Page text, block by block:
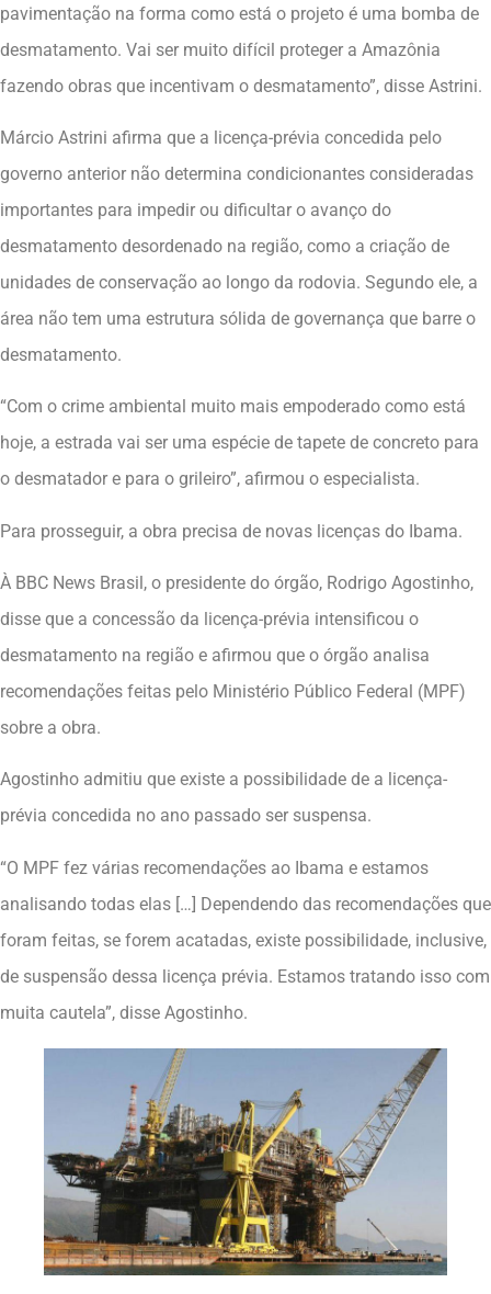
pavimentação na forma como está o projeto é uma bomba de
desmatamento. Vai ser muito difícil proteger a Amazônia
fazendo obras que incentivam o desmatamento”, disse Astrini.
Márcio Astrini afirma que a licença-prévia concedida pelo
governo anterior não determina condicionantes consideradas
importantes para impedir ou dificultar o avanço do
desmatamento desordenado na região, como a criação de
unidades de conservação ao longo da rodovia. Segundo ele, a
área não tem uma estrutura sólida de governança que barre o
desmatamento.
“Com o crime ambiental muito mais empoderado como está
hoje, a estrada vai ser uma espécie de tapete de concreto para
o desmatador e para o grileiro”, afirmou o especialista.
Para prosseguir, a obra precisa de novas licenças do Ibama.
À BBC News Brasil, o presidente do órgão, Rodrigo Agostinho,
disse que a concessão da licença-prévia intensificou o
desmatamento na região e afirmou que o órgão analisa
recomendações feitas pelo Ministério Público Federal (MPF)
sobre a obra.
Agostinho admitiu que existe a possibilidade de a licença-
prévia concedida no ano passado ser suspensa.
“O MPF fez várias recomendações ao Ibama e estamos
analisando todas elas […] Dependendo das recomendações que
foram feitas, se forem acatadas, existe possibilidade, inclusive,
de suspensão dessa licença prévia. Estamos tratando isso com
muita cautela”, disse Agostinho.